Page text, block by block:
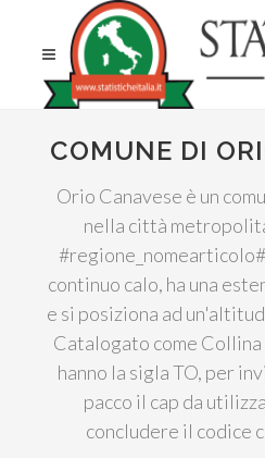
COMUNE DI
Orio Canavese è un
nella città
continuo calo, ha una
e si posiziona ad
Catalogato come Collina
hanno la sigla TO, per
pacco il cap da
concludere il codice